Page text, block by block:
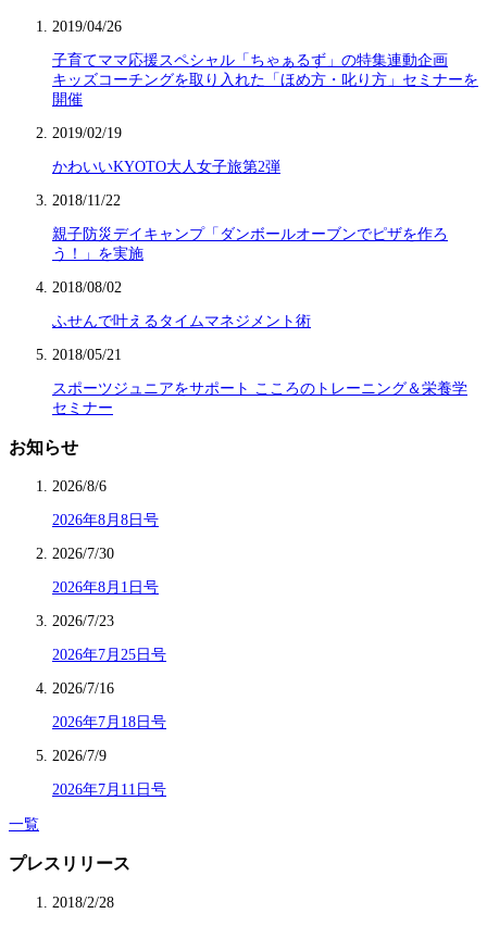
2019/04/26
子育てママ応援スペシャル「ちゃぁるず」の特集連動企画
キッズコーチングを取り入れた「ほめ方・叱り方」セミナーを
開催
2019/02/19
かわいいKYOTO大人女子旅第2弾
2018/11/22
親子防災デイキャンプ「ダンボールオーブンでピザを作ろ
う！」を実施
2018/08/02
ふせんで叶えるタイムマネジメント術
2018/05/21
スポーツジュニアをサポート こころのトレーニング＆栄養学
セミナー
お知らせ
2026/8/6
2026年8月8日号
2026/7/30
2026年8月1日号
2026/7/23
2026年7月25日号
2026/7/16
2026年7月18日号
2026/7/9
2026年7月11日号
一覧
プレスリリース
2018/2/28